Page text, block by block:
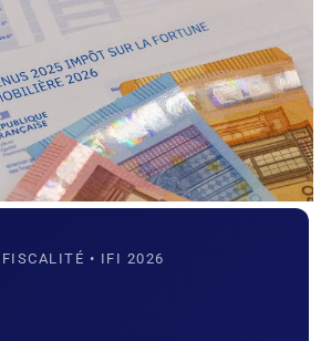
FISCALITÉ • IFI 2026